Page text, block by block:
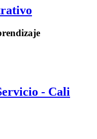
- Cali